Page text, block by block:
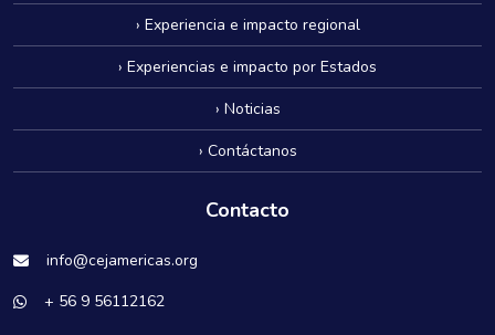
› Experiencia e impacto regional
› Experiencias e impacto por Estados
› Noticias
› Contáctanos
Contacto
info@cejamericas.org
+ 56 9 56112162